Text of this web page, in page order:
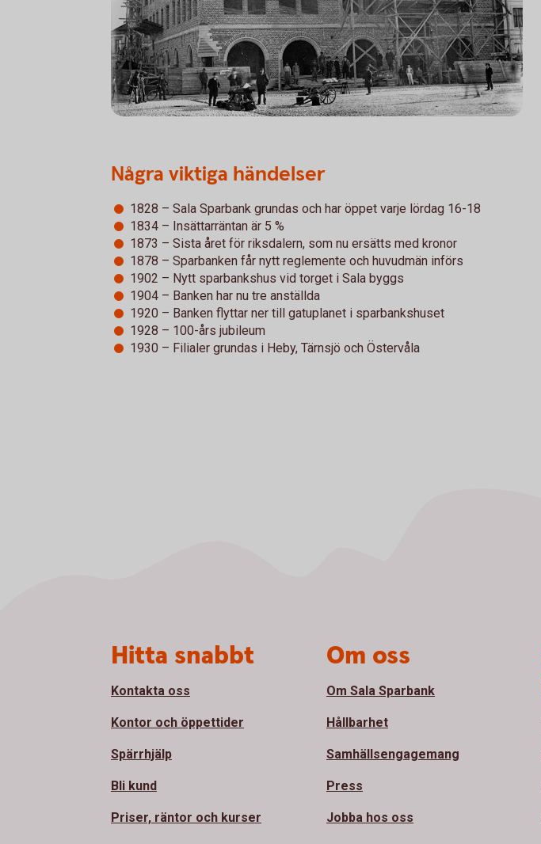
Några viktiga händelser
1828 – Sala Sparbank grundas och har öppet varje lördag 16-18
1834 – Insättarräntan är 5 %
1873 – Sista året för riksdalern, som nu ersätts med kronor
1878 – Sparbanken får nytt reglemente och huvudmän införs
1902 – Nytt sparbankshus vid torget i Sala byggs
1904 – Banken har nu tre anställda
1920 – Banken flyttar ner till gatuplanet i sparbankshuset
1928 – 100-års jubileum
1930 – Filialer grundas i Heby, Tärnsjö och Östervåla
Hitta snabbt
Kontakta oss
Kontor och öppettider
Spärrhjälp
Bli kund
Priser, räntor och kurser
Om oss
Om Sala Sparbank
Hållbarhet
Samhällsengagemang
Press
Jobba hos oss